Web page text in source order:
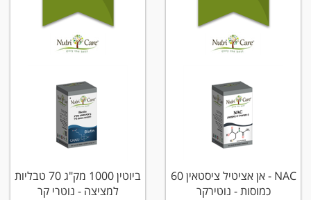
NAC - אן אציטיל ציסטאין 60
כמוסות - נוטירקר
ביוטין 1000 מק"ג 70 טבליות
למציצה - נוטרי קר